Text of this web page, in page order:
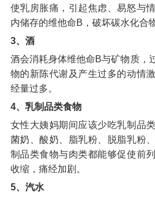
使乳房胀痛，引起焦虑、易怒与
内储存的维他命B，破坏碳水化合
3、酒
酒会消耗身体维他命B与矿物质，
物的新陈代谢及产生过多的动情
经量过多。
4、乳制品类食物
女性大姨妈期间应该少吃乳制品
菌奶、酸奶、脂乳粉、脱脂乳粉
制品类食物与肉类都能够促使前
收缩，痛经加剧。
5、汽水